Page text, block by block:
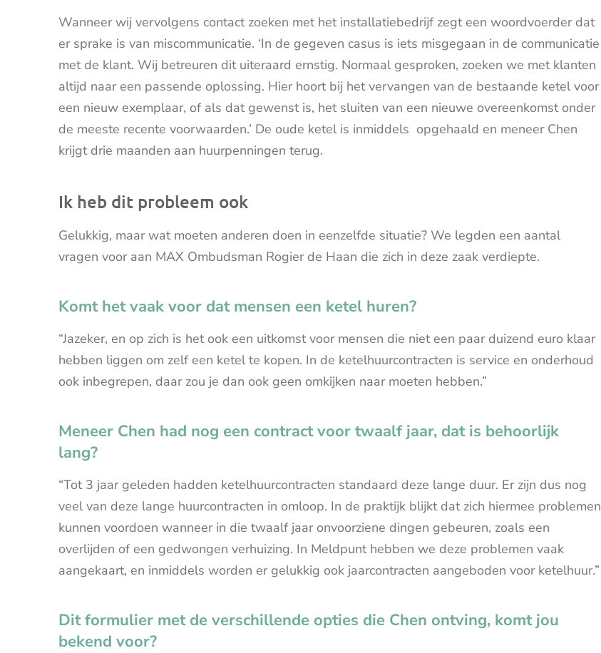
Wanneer wij vervolgens contact zoeken met het installatiebedrijf zegt een woordvoerder dat
er sprake is van miscommunicatie. ‘In de gegeven casus is iets misgegaan in de communicatie
met de klant. Wij betreuren dit uiteraard ernstig. Normaal gesproken, zoeken we met klanten
altijd naar een passende oplossing. Hier hoort bij het vervangen van de bestaande ketel voor
een nieuw exemplaar, of als dat gewenst is, het sluiten van een nieuwe overeenkomst onder
de meeste recente voorwaarden.’ De oude ketel is inmiddels opgehaald en meneer Chen
krijgt drie maanden aan huurpenningen terug.
Ik heb dit probleem ook
Gelukkig, maar wat moeten anderen doen in eenzelfde situatie? We legden een aantal
vragen voor aan MAX Ombudsman Rogier de Haan die zich in deze zaak verdiepte.
Komt het vaak voor dat mensen een ketel huren?
“Jazeker, en op zich is het ook een uitkomst voor mensen die niet een paar duizend euro klaar
hebben liggen om zelf een ketel te kopen. In de ketelhuurcontracten is service en onderhoud
ook inbegrepen, daar zou je dan ook geen omkijken naar moeten hebben.”
Meneer Chen had nog een contract voor twaalf jaar, dat is behoorlijk
lang?
“Tot 3 jaar geleden hadden ketelhuurcontracten standaard deze lange duur. Er zijn dus nog
veel van deze lange huurcontracten in omloop. In de praktijk blijkt dat zich hiermee problemen
kunnen voordoen wanneer in die twaalf jaar onvoorziene dingen gebeuren, zoals een
overlijden of een gedwongen verhuizing. In Meldpunt hebben we deze problemen vaak
aangekaart, en inmiddels worden er gelukkig ook jaarcontracten aangeboden voor ketelhuur.”
Dit formulier met de verschillende opties die Chen ontving, komt jou
bekend voor?